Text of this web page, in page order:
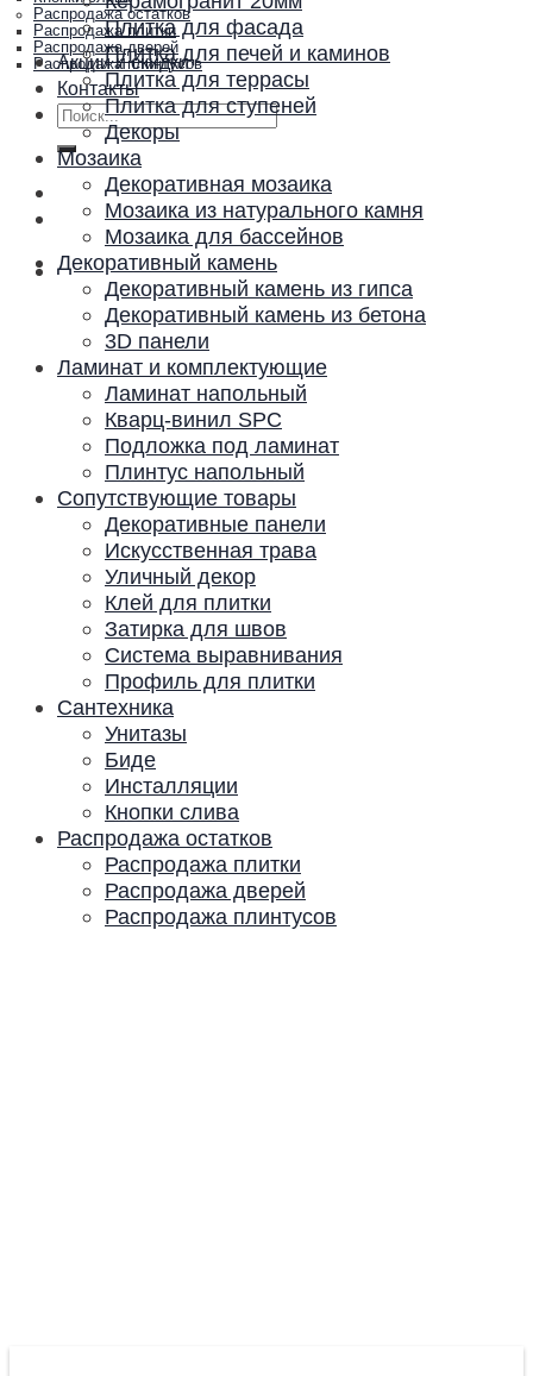
Распродажа остатков
Распродажа плитки
Распродажа дверей
Распродажа плинтусов
Акции и скидки
Контакты
Искать:
Плитка для фасада
Плитка для печей и каминов
Плитка для террасы
Плитка для ступеней
Декоры
Мозаика
Декоративная мозаика
Мозаика из натурального камня
Мозаика для бассейнов
Декоративный камень
Декоративный камень из гипса
Декоративный камень из бетона
3D панели
Ламинат и комплектующие
Ламинат напольный
Кварц-винил SPC
Подложка под ламинат
Плинтус напольный
Сопутствующие товары
Декоративные панели
Искусственная трава
Уличный декор
Клей для плитки
Затирка для швов
Система выравнивания
Профиль для плитки
Сантехника
Унитазы
Биде
Инсталляции
Кнопки слива
Распродажа остатков
Распродажа плитки
Распродажа дверей
Распродажа плинтусов